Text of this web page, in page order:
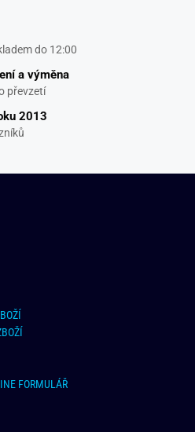
do 12:00
a výměna
převzetí
2013
FORMULÁŘ